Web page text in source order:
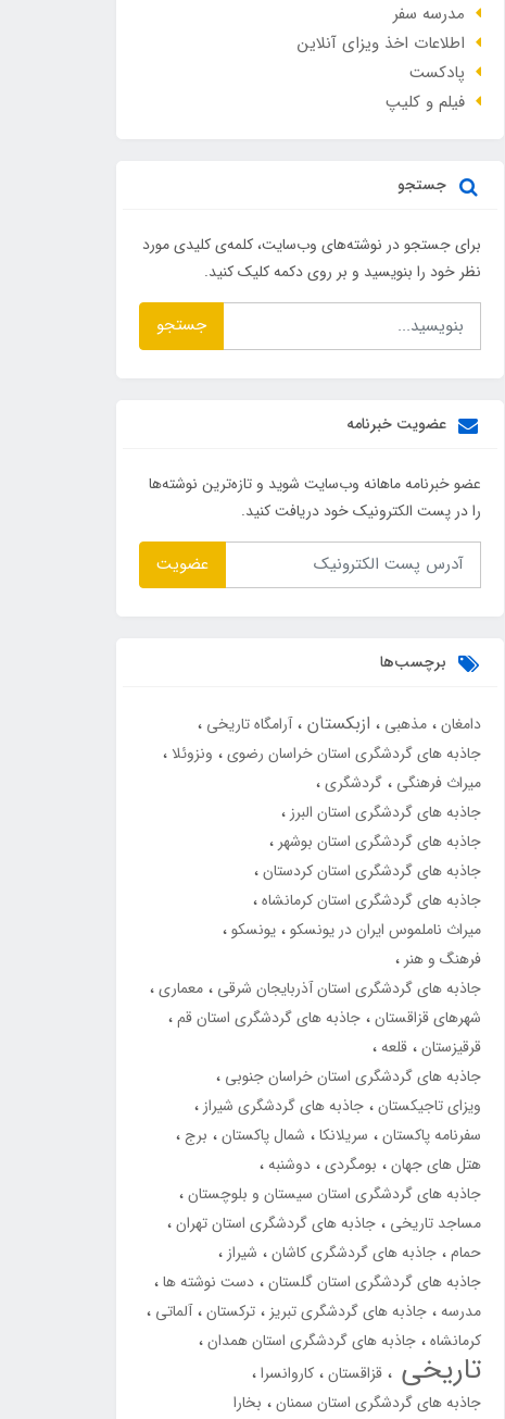
مدرسه سفر
اطلاعات اخذ ویزای آنلاین
پادکست
فیلم و کلیپ
جستجو
برای جستجو در نوشته‌های وب‌سایت، کلمه‌ی کلیدی مورد
نظر خود را بنویسید و بر روی دکمه کلیک کنید.
جستجو
عضویت خبرنامه
عضو خبرنامه ماهانه وب‌سایت شوید و تازه‌ترین نوشته‌ها
را در پست الکترونیک خود دریافت کنید.
عضویت
برچسب‌ها
دامغان مذهبی ازبکستان آرامگاه تاریخی
جاذبه های گردشگری استان خراسان رضوی ونزوئلا
میراث فرهنگی گردشگری
جاذبه های گردشگری استان البرز
جاذبه های گردشگری استان بوشهر
جاذبه های گردشگری استان کردستان
جاذبه های گردشگری استان کرمانشاه
میراث ناملموس ایران در یونسکو یونسکو
فرهنگ و هنر
جاذبه های گردشگری استان آذربایجان شرقی معماری
شهرهای قزاقستان جاذبه های گردشگری استان قم
قرقیزستان قلعه
جاذبه های گردشگری استان خراسان جنوبی
ویزای تاجیکستان جاذبه های گردشگری شیراز
سفرنامه پاکستان سریلانکا شمال پاکستان برج
هتل های جهان بومگردی دوشنبه
جاذبه های گردشگری استان سیستان و بلوچستان
مساجد تاریخی جاذبه های گردشگری استان تهران
حمام جاذبه های گردشگری کاشان شیراز
جاذبه های گردشگری استان گلستان دست نوشته ها
مدرسه جاذبه های گردشگری تبریز ترکستان آلماتی
کرمانشاه جاذبه های گردشگری استان همدان
تاریخی قزاقستان کاروانسرا
جاذبه های گردشگری استان سمنان بخارا